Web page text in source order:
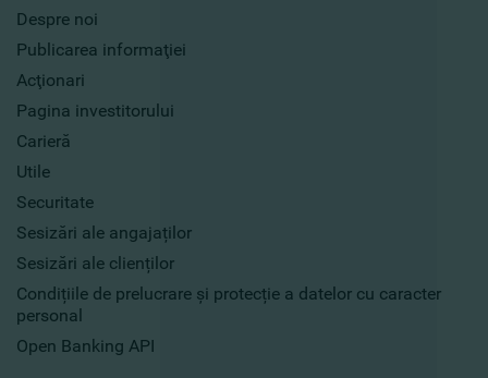
Despre noi
Publicarea informaţiei
Acţionari
Pagina investitorului
Carieră
Utile
Securitate
Sesizări ale angajaților
Sesizări ale clienților
Condițiile de prelucrare și protecție a datelor cu caracter
personal
Open Banking API